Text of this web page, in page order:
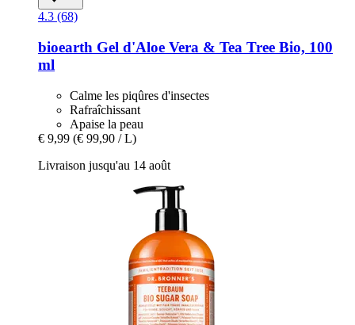
4.3 (68)
bioearth Gel d'Aloe Vera & Tea Tree Bio, 100
ml
Calme les piqûres d'insectes
Rafraîchissant
Apaise la peau
€ 9,99 (€ 99,90 / L)
Livraison jusqu'au 14 août